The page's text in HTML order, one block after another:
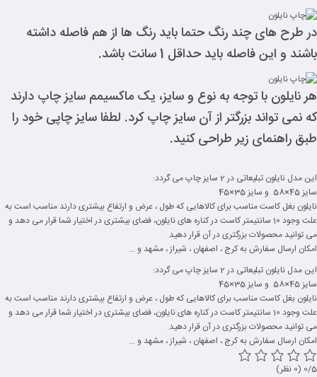
در طرح های چند رنگ حتما باید رنگ ها از هم فاصله داشته
باشند و این فاصله باید حداقل 1 سانت باشد.
هر نایلون با توجه به نوع و سایز، یک ماکسیمم سایز چاپ دارند
که نمی تواند بزرگتر از آن سایز چاپ کرد. لطفا سایز چاپی خود را
طبق راهنمای زیر طراحی کنید.
این مدل نایلون تبلیعاتی در 2 سایز چاپ می گردد:
سایز 45×58 و سایز 35×45
نایلون بغل کاست مناسب برای کالاهایی که طول ، عرض و ارتفاع بیشتری دارند مناسب است به
علت وجود 10 سانتیمتر کاست در کناره های نایلون، فضای بیشتری در اختیار شما قرار می دهد و
می توانید محصولات بزرگتری در آن قرار دهید.
امکان ارسال سفارش به کرج ، اصفهان ، شیراز ، مشهد و …
این مدل نایلون تبلیعاتی در 2 سایز چاپ می گردد:
سایز 45×58 و سایز 35×45
نایلون بغل کاست مناسب برای کالاهایی که طول ، عرض و ارتفاع بیشتری دارند مناسب است به
علت وجود 10 سانتیمتر کاست در کناره های نایلون، فضای بیشتری در اختیار شما قرار می دهد و
می توانید محصولات بزرگتری در آن قرار دهید.
امکان ارسال سفارش به کرج ، اصفهان ، شیراز ، مشهد و …
‫0/5 ‫(0 نظر)